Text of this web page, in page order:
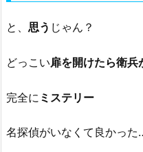
と、 思う じゃん？
どっこい扉を開けたら衛兵
完全に ミステリー
名探偵がいなくて良かった